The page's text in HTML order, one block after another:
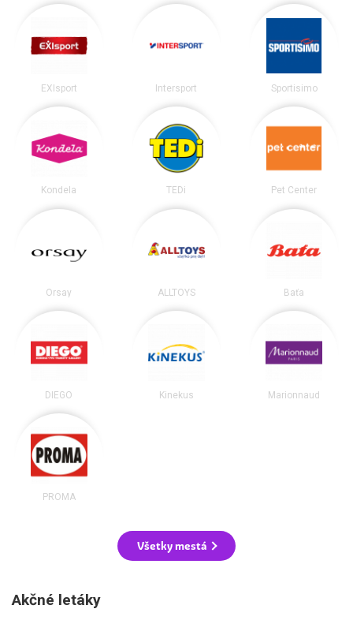
EXIsport Intersport Sportisimo
Kondela TEDi Pet Center
Orsay ALLTOYS Baťa
DIEGO Kinekus Marionnaud
PROMA
Všetky mestá
Akčné letáky